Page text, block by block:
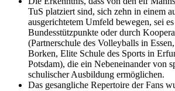
TuS platziert sind, sich zehn in einem
ausgerichtetem Umfeld bewegen, sei
Bundesstützpunkte oder durch
(Partnerschule des Volleyballs in
Borken, Elite Schule des Sports in
Potsdam), die ein Nebeneinander von
schulischer Ausbildung ermöglichen.
Das gesangliche Repertoire der Fans